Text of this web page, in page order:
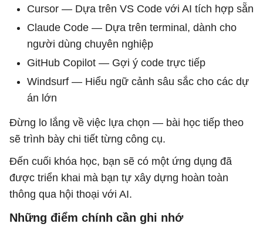
Cursor — Dựa trên VS Code với AI tích hợp sẵn
Claude Code — Dựa trên terminal, dành cho
người dùng chuyên nghiệp
GitHub Copilot — Gợi ý code trực tiếp
Windsurf — Hiểu ngữ cảnh sâu sắc cho các dự
án lớn
Đừng lo lắng về việc lựa chọn — bài học tiếp theo
sẽ trình bày chi tiết từng công cụ.
Đến cuối khóa học, bạn sẽ có một ứng dụng đã
được triển khai mà bạn tự xây dựng hoàn toàn
thông qua hội thoại với AI.
Những điểm chính cần ghi nhớ